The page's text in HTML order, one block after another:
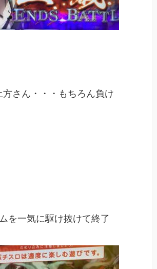
さん・・・もちろん負け
を一気に駆け抜けて終了